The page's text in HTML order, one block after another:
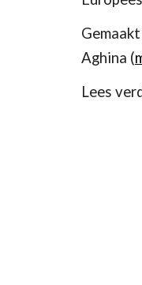
Aghina (
Lees